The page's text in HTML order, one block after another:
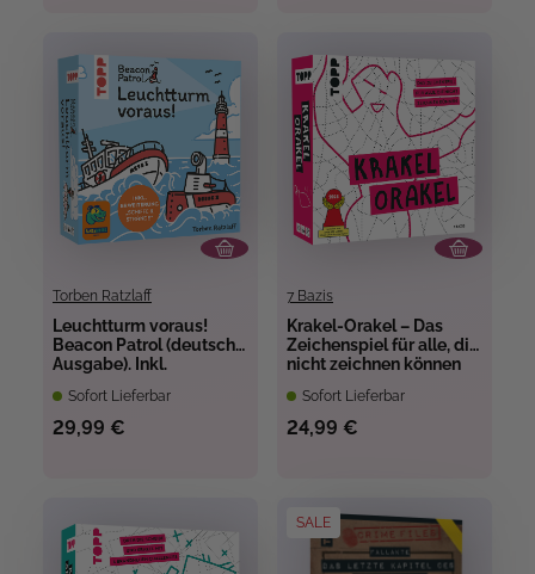
Torben Ratzlaff
Leuchtturm voraus!
Beacon Patrol (deutsche
Ausgabe). Inkl.
Strände“
Sofort Lieferbar
29,99 €
7 Bazis
Krakel-Orakel – Das
Zeichenspiel für alle, die
nicht zeichnen können
Sofort Lieferbar
24,99 €
SALE